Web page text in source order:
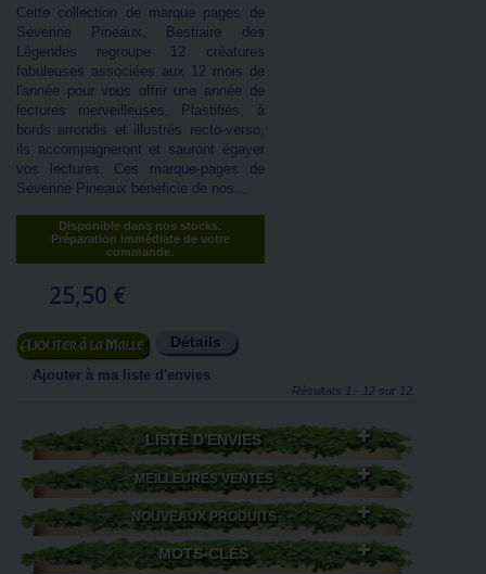
Cette collection de marque pages de
Séverine Pineaux, Bestiaire des
Légendes regroupe 12 créatures
fabuleuses associées aux 12 mois de
l'année pour vous offrir une année de
lectures merveilleuses. Plastifiés, à
bords arrondis et illustrés recto-verso,
ils accompagneront et sauront égayer
vos lectures. Ces marque-pages de
Séverine Pineaux bénéficie de nos...
Disponible dans nos stocks.
Préparation immédiate de votre
commande.
25,50 €
Ajouter au panier Détails
Ajouter à ma liste d'envies
Résultats 1 - 12 sur 12.
LISTE D'ENVIES
MEILLEURES VENTES
NOUVEAUX PRODUITS
MOTS-CLÉS